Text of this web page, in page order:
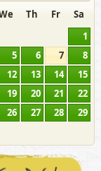
Th Fr
Sa
1
5 6 7
8
12 13 14
15
19 20 21
22
26 27 28
29